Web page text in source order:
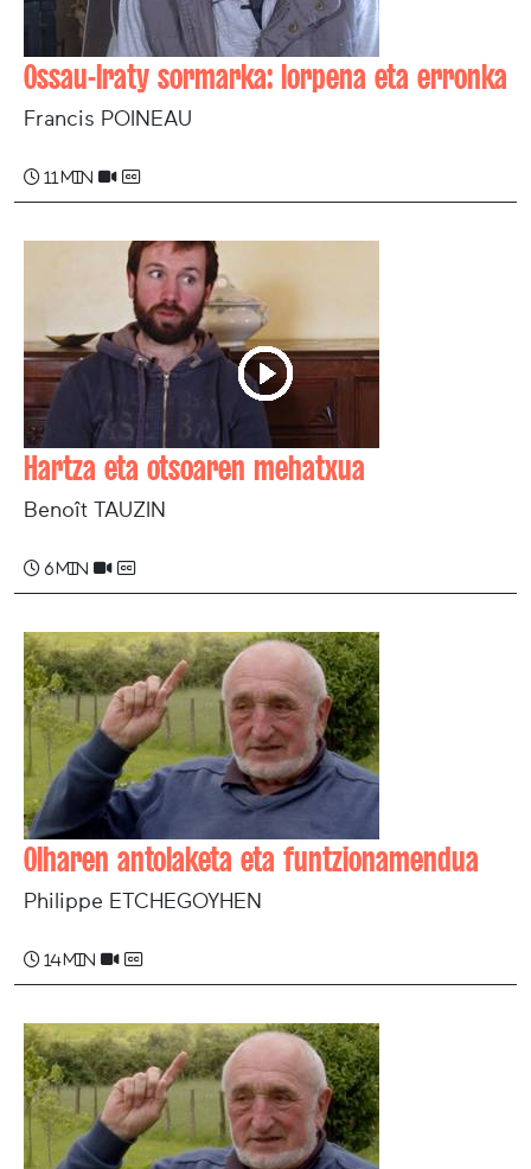
Ossau-Iraty sormarka: lorpena eta erronka
Francis POINEAU
11 min
Hartza eta otsoaren mehatxua
Benoît TAUZIN
6 min
Olharen antolaketa eta funtzionamendua
Philippe ETCHEGOYHEN
14 min